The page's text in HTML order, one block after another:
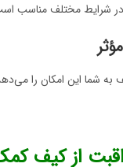
در شرایط مختلف مناسب
به شما این امکان را
از کیف